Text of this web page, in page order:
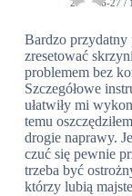
2024-06-27 /
Bardzo
zresetować
problemem bez
Szczegółowe
ułatwiły mi
temu
drogie naprawy.
czuć się pewnie
trzeba być
którzy lubią